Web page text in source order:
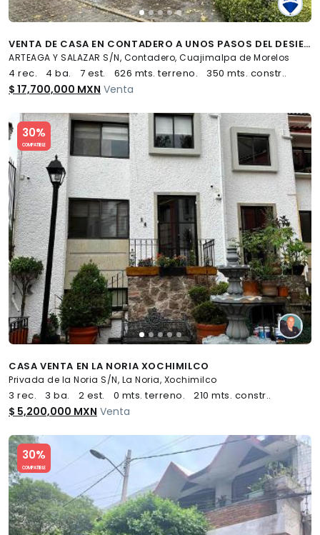
VENTA DE CASA EN CONTADERO A UNOS PASOS DEL DESIERTO DE LOS LEONES. - (34)
ARTEAGA Y SALAZAR S/N, Contadero, Cuajimalpa de Morelos
4 rec. 4 ba. 7 est. 626 mts. terreno. 350 mts. constr..
$ 17,700,000 MXN Venta
30%
COMPATIBLE
Slide 1 of 5
CASA VENTA EN LA NORIA XOCHIMILCO
Privada de la Noria S/N, La Noria, Xochimilco
3 rec. 3 ba. 2 est. 0 mts. terreno. 210 mts. constr..
$ 5,200,000 MXN Venta
30%
COMPATIBLE
Slide 1 of 5